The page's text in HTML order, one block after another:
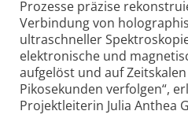
Prozesse präzise
Verbindung von
ultraschneller
elektronische und
aufgelöst und auf
Pikosekunden verfolgen“,
Projektleiterin Julia Anthea